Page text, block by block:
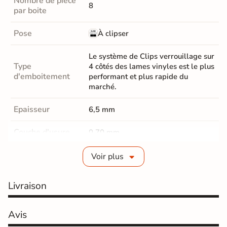
par boite
8
Pose À clipser
Type
d'emboitement
Le système de Clips verrouillage sur
4 côtés des lames vinyles est le plus
performant et plus rapide du
marché.
Epaisseur 6,5 mm
Couche d'usure 0,70 mm
Micro-Chanfreins
Résistance
classe 23 résidentiel / 33
Voir plus
Livraison
Avis